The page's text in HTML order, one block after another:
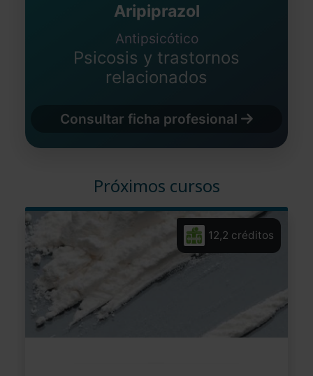
Aripiprazol
Antipsicótico
Psicosis y trastornos
relacionados
Consultar ficha profesional
Próximos cursos
12,2 créditos